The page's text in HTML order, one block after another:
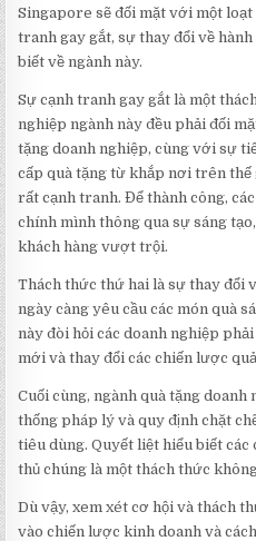
Singapore sẽ đối mặt với một
tranh gay gắt, sự thay đổi về
biết về ngành này.
Sự cạnh tranh gay gắt là một
nghiệp ngành này đều phải đối
tặng doanh nghiệp, cùng với sự
cấp quà tặng từ khắp nơi trên
rất cạnh tranh. Để thành công,
chính mình thông qua sự sáng
khách hàng vượt trội.
Thách thức thứ hai là sự thay đổi
ngày càng yêu cầu các món quà
này đòi hỏi các doanh nghiệp
mới và thay đổi các chiến lược
Cuối cùng, ngành quà tặng
thống pháp lý và quy định chặt
tiêu dùng. Quyết liệt hiểu biết các
thủ chúng là một thách thức
Dù vậy, xem xét cơ hội và thách
vào chiến lược kinh doanh và